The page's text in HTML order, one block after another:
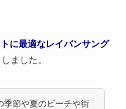
トに最適なレイバンサング
しました。
季節や夏のビーチや街